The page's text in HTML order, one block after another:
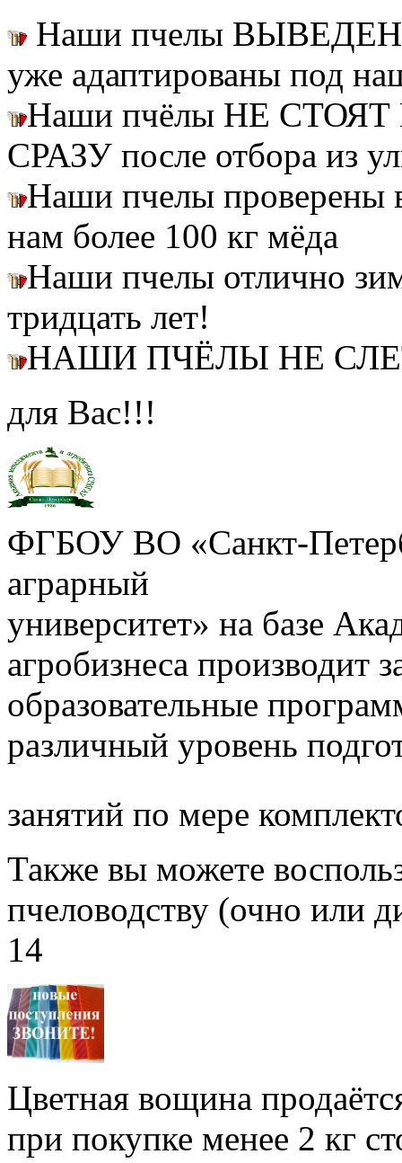
Наши пчелы
уже адаптированы под
Наши пчёлы НЕ СТОЯТ
СРАЗУ после отбора из
Наши пчелы
нам более 100 кг мёда
Наши пчелы отлично
тридцать лет!
НАШИ ПЧЁЛЫ НЕ
для Вас!!!
ФГБОУ ВО «Санкт-
аграрный
университет» на базе
агробизнеса производит
образовательные
различный уровень
занятий по мере
Также вы можете
пчеловодству (очно или
14
Цветная вощина
при покупке менее 2 кг